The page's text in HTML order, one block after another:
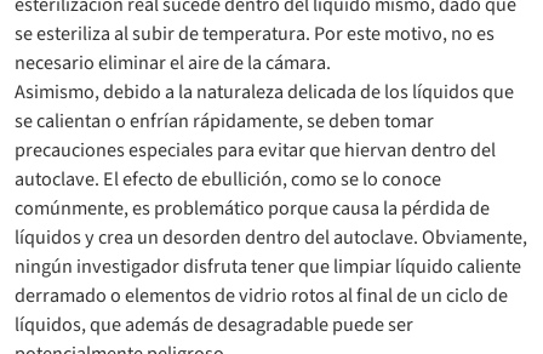
se esteriliza al subir de temperatura. Por este motivo, no es
necesario eliminar el aire de la cámara.
Asimismo, debido a la naturaleza delicada de los líquidos que
se calientan o enfrían rápidamente, se deben tomar
precauciones especiales para evitar que hiervan dentro del
autoclave. El efecto de ebullición, como se lo conoce
comúnmente, es problemático porque causa la pérdida de
líquidos y crea un desorden dentro del autoclave. Obviamente,
ningún investigador disfruta tener que limpiar líquido caliente
derramado o elementos de vidrio rotos al final de un ciclo de
líquidos, que además de desagradable puede ser